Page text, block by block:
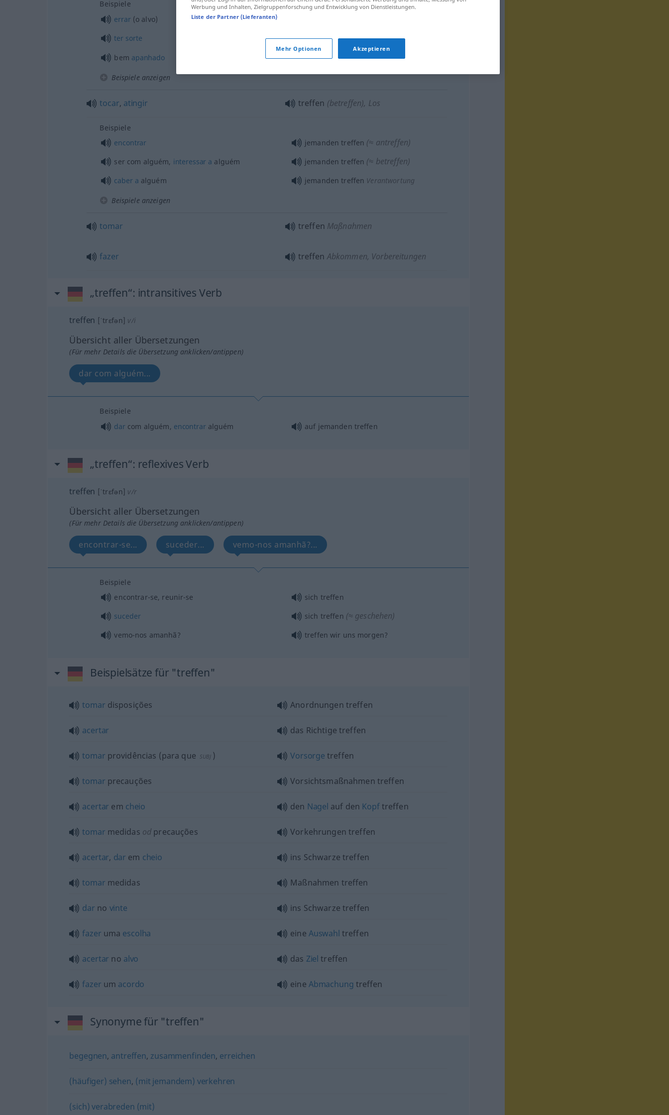
Beispiele
errar(o alvo)
ter sorte esguttreffen FIG
bem apanhado gutgetroffen Bild, Foto
Beispiele anzeigen
tocar, atingir treffen (betreffen), Los
Beispiele
encontrar
jemanden treffen (≈ antreffen)
ser com alguém, interessar a alguém jemanden treffen (≈ betreffen)
caber a alguém jemanden treffen Verantwortung
Beispiele anzeigen
tomar treffen Maßnahmen
fazer treffen Abkommen, Vorbereitungen
„treffen“: intransitives Verb
treffen [ˈtrɛfən] v/i
Übersicht aller Übersetzungen
(Für mehr Details die Übersetzung anklicken/antippen)
dar com alguém...
Beispiele
dar com alguém, encontraralguém auf jemanden treffen
„treffen“: reflexives Verb
treffen [ˈtrɛfən] v/r
Übersicht aller Übersetzungen
(Für mehr Details die Übersetzung anklicken/antippen)
encontrar-se... suceder... vemo-nos amanhã?...
Beispiele
encontrar-se, reunir-se
sich treffen
suceder
sich treffen (≈ geschehen)
vemo-nos amanhã? treffen wir uns morgen?
Beispielsätze für "treffen"
tomar disposições Anordnungen treffen
acertar das Richtige treffen
tomar providências (para que SUBJ ) Vorsorge treffen
tomar precauções Vorsichtsmaßnahmen treffen
acertar em cheio den Nagel auf den Kopftreffen
tomar medidas od precauções Vorkehrungen treffen
acertar, dar em cheio ins Schwarze treffen
tomar medidas Maßnahmen treffen
dar no vinte ins Schwarze treffen
fazer uma escolha eine Auswahl treffen
acertar no alvo das Ziel treffen
fazer um acordo eine Abmachung treffen
Synonyme für "treffen"
begegnen, antreffen, zusammenfinden, erreichen
(häufiger) sehen, (mit jemandem) verkehren
(sich) verabreden (mit)
Werbung und Inhalten, Zielgruppenforschung und Entwicklung von Dienstleistungen.
Liste der Partner (Lieferanten)
Mehr Optionen Akzeptieren